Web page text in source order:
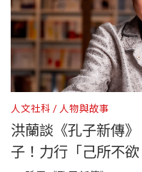
人文社科 人物與故事
洪蘭談《孔子新傳
子！力行「己所不